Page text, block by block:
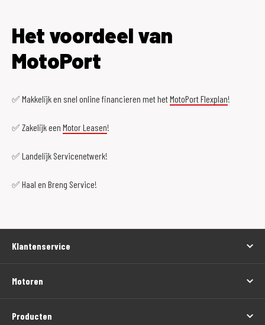
Het voordeel van
MotoPort
✅ Makkelijk en snel online financieren met hetMotoPort Flexplan!
✅ Zakelijk een Motor Leasen!
✅ Landelijk Servicenetwerk!
✅ Haal en Breng Service!
Klantenservice
Motoren
Producten